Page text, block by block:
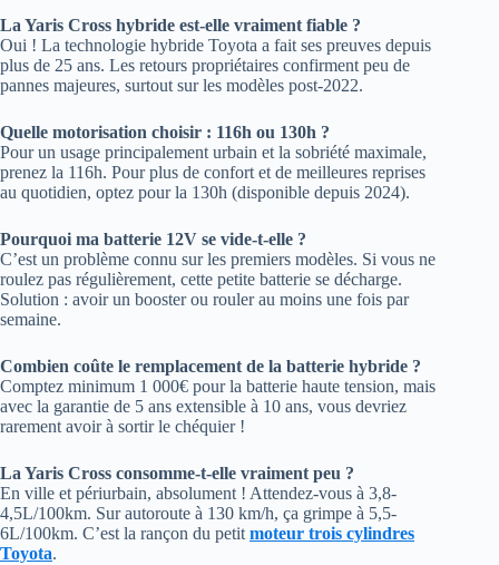
La Yaris Cross hybride est-elle vraiment fiable ?
Oui ! La technologie hybride Toyota a fait ses preuves depuis
plus de 25 ans. Les retours propriétaires confirment peu de
pannes majeures, surtout sur les modèles post-2022.
Quelle motorisation choisir : 116h ou 130h ?
Pour un usage principalement urbain et la sobriété maximale,
prenez la 116h. Pour plus de confort et de meilleures reprises
au quotidien, optez pour la 130h (disponible depuis 2024).
Pourquoi ma batterie 12V se vide-t-elle ?
C’est un problème connu sur les premiers modèles. Si vous ne
roulez pas régulièrement, cette petite batterie se décharge.
Solution : avoir un booster ou rouler au moins une fois par
semaine.
Combien coûte le remplacement de la batterie hybride ?
Comptez minimum 1 000€ pour la batterie haute tension, mais
avec la garantie de 5 ans extensible à 10 ans, vous devriez
rarement avoir à sortir le chéquier !
La Yaris Cross consomme-t-elle vraiment peu ?
En ville et périurbain, absolument ! Attendez-vous à 3,8-
4,5L/100km. Sur autoroute à 130 km/h, ça grimpe à 5,5-
6L/100km. C’est la rançon du petitmoteur trois cylindres
Toyota.